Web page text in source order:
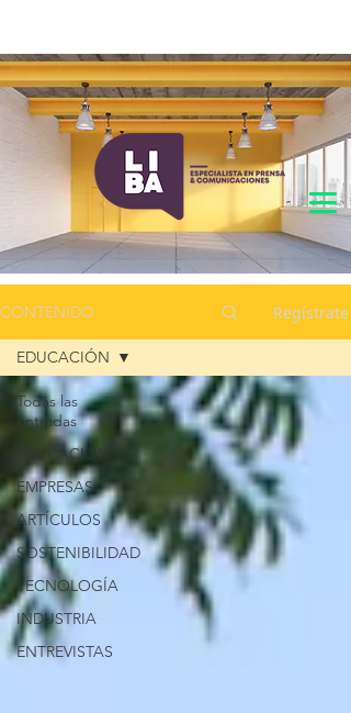
CONTENIDO Regístrate
Todas las
entradas
EDUCACIÓN
EMPRESAS
ARTÍCULOS
SOSTENIBILIDAD
TECNOLOGÍA
INDUSTRIA
ENTREVISTAS
EDUCACIÓN